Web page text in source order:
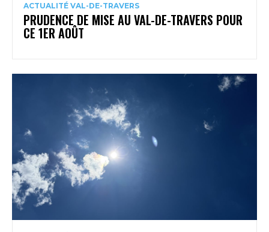
ACTUALITÉ VAL-DE-TRAVERS
PRUDENCE DE MISE AU VAL-DE-TRAVERS POUR
CE 1ER AOÛT